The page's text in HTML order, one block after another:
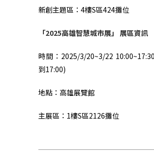
新創主題區： 4樓S區424攤位
「2025高雄智慧城市展」 展區資訊
時間： 2025/3/20~3/22
到17:00)
地點：高雄展覽館
主展區： 1樓S區2126攤位